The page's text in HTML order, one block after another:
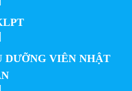
DƯỠNG VIÊN NHẬT